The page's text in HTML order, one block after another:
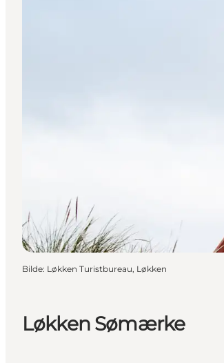
Løkken Sømærke
Bilde: Løkken Turistbureau, Løkken